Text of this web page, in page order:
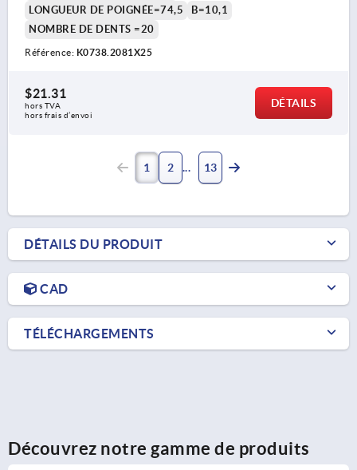
LONGUEUR DE POIGNÉE=74,5
B=10,1
NOMBRE DE DENTS =20
Référence: K0738.2081X25
$21.31
hors TVA
hors frais d’envoi
DÉTAILS
1 2 13
DÉTAILS DU PRODUIT
CAD
TÉLÉCHARGEMENTS
Découvrez notre gamme de produits